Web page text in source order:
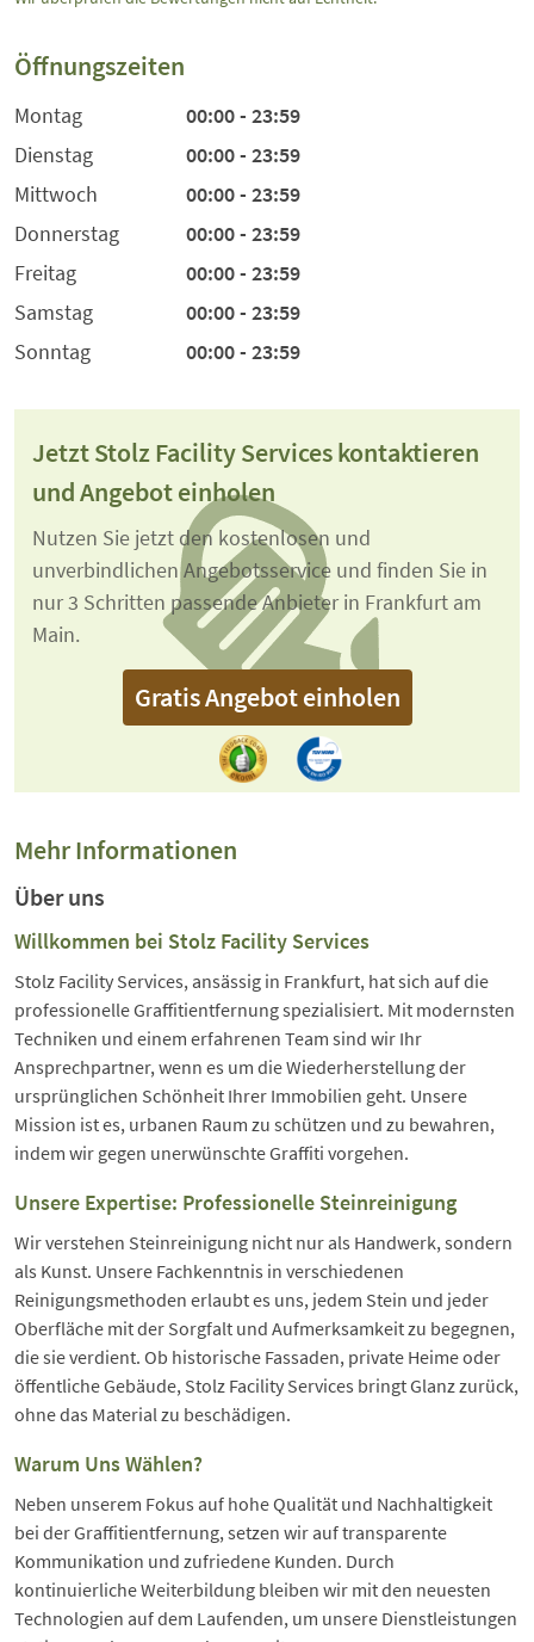
Öffnungszeiten
Montag
00:00 - 23:59
Dienstag
00:00 - 23:59
Mittwoch
00:00 - 23:59
Donnerstag
00:00 - 23:59
Freitag
00:00 - 23:59
Samstag
00:00 - 23:59
Sonntag
00:00 - 23:59
Jetzt Stolz Facility Services kontaktieren
und Angebot einholen
Nutzen Sie jetzt den kostenlosen und
unverbindlichen Angebotsservice und finden Sie in
nur 3 Schritten passende Anbieter in Frankfurt am
Main.
Gratis Angebot einholen
Mehr Informationen
Über uns
Willkommen bei Stolz Facility Services
Stolz Facility Services, ansässig in Frankfurt, hat sich auf die
professionelle Graffitientfernung spezialisiert. Mit modernsten
Techniken und einem erfahrenen Team sind wir Ihr
Ansprechpartner, wenn es um die Wiederherstellung der
ursprünglichen Schönheit Ihrer Immobilien geht. Unsere
Mission ist es, urbanen Raum zu schützen und zu bewahren,
indem wir gegen unerwünschte Graffiti vorgehen.
Unsere Expertise: Professionelle Steinreinigung
Wir verstehen Steinreinigung nicht nur als Handwerk, sondern
als Kunst. Unsere Fachkenntnis in verschiedenen
Reinigungsmethoden erlaubt es uns, jedem Stein und jeder
Oberfläche mit der Sorgfalt und Aufmerksamkeit zu begegnen,
die sie verdient. Ob historische Fassaden, private Heime oder
öffentliche Gebäude, Stolz Facility Services bringt Glanz zurück,
ohne das Material zu beschädigen.
Warum Uns Wählen?
Neben unserem Fokus auf hohe Qualität und Nachhaltigkeit
bei der Graffitientfernung, setzen wir auf transparente
Kommunikation und zufriedene Kunden. Durch
kontinuierliche Weiterbildung bleiben wir mit den neuesten
Technologien auf dem Laufenden, um unsere Dienstleistungen